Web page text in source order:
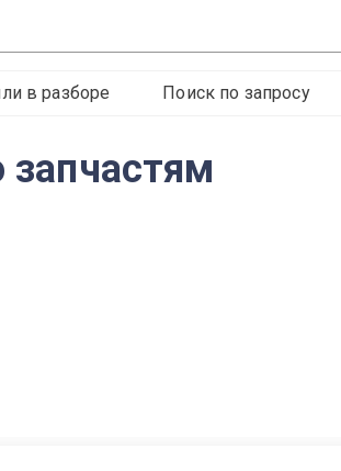
в разборе Поиск по запросу